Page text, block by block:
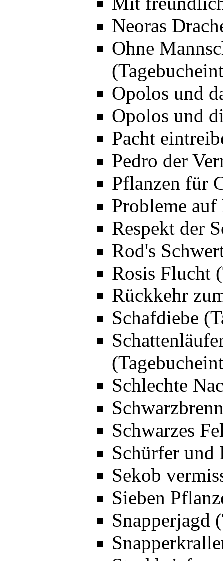
Neoras
Ohne
Opolos und
Opolos und
Pacht
Pedro der
Pflanzen für
Probleme
Respekt der
Rod's
Rosis Flucht
Rückkehr
Schafdiebe
Schlechte
Schwarzes
Schürfer und
Sekob
Sieben
Snapperjagd